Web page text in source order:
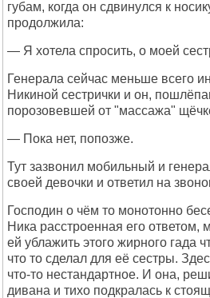
губам, когда он сдвинулся к
продолжила:
— Я хотела спросить, о моей
Генерала сейчас меньше всего
Никиной сестрички и он,
порозовевшей от "массажа"
— Пока нет, попозже.
Тут зазвонил мобильный и
своей девочки и ответил на
Господин о чём то монотонно
Ника расстроенная его ответом,
ей ублажить этого жирного гада
что то сделал для её сестры.
что-то нестандартное. И она,
дивана и тихо подкралась к